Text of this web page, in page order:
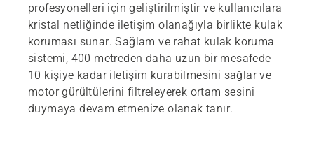
profesyonelleri için geliştirilmiştir ve kullanıcılara
kristal netliğinde iletişim olanağıyla birlikte kulak
koruması sunar. Sağlam ve rahat kulak koruma
sistemi, 400 metreden daha uzun bir mesafede
10 kişiye kadar iletişim kurabilmesini sağlar ve
motor gürültülerini filtreleyerek ortam sesini
duymaya devam etmenize olanak tanır.